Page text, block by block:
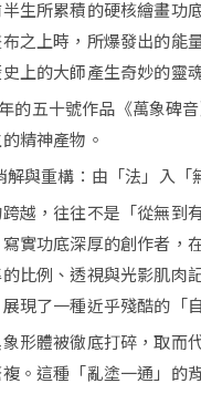
生所累積的硬核繪畫功
之上時，所爆發出的能
上的大師產生奇妙的靈
的五十號作品《萬象碑
精神產物。
與重構：由「法」入「
越，往往不是「從無到
實功底深厚的創作者，
比例、透視與光影肌肉
現了一種近乎殘酷的「
形體被徹底打碎，取而
。這種「亂塗一通」的